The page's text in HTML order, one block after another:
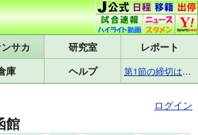
研究室
レポート
庫 ヘルプ 第1節の締切は8月7日(金)17:25です
ログイン
館